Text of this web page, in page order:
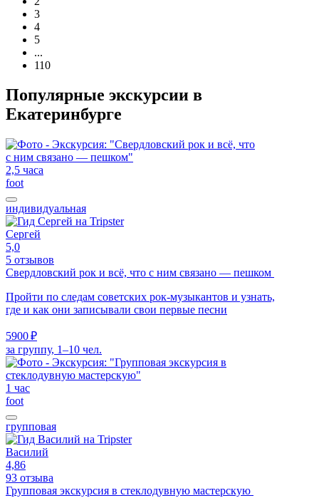
3
4
5
...
110
Популярные экскурсии в
Екатеринбурге
2,5 часа
foot
индивидуальная
Сергей
5,0
5 отзывов
Свердловский рок и всё, что с ним связано — пешком
Пройти по следам советских рок-музыкантов и узнать,
где и как они записывали свои первые песни
5900 ₽
за группу, 1–10 чел.
1 час
foot
групповая
Василий
4,86
93 отзыва
Групповая экскурсия в стеклодувную мастерскую